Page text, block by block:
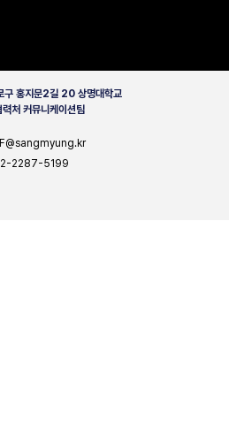
구 홍지문2길 20 상명대학교
력처 커뮤니케이션팀
2287-5199